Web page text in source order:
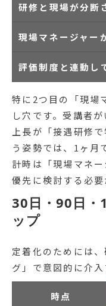
研修と現場が分断
現場マネージャー
評価制度と連動し
特に2つ目の「現場
し穴です。受講者
上長が「接遇研修
う姿勢では、1ヶ月
計時は「現場マネ
優先に検討する必要
30日・90日・
ップ
定着化のためには
グ」で意図的に介入
時点